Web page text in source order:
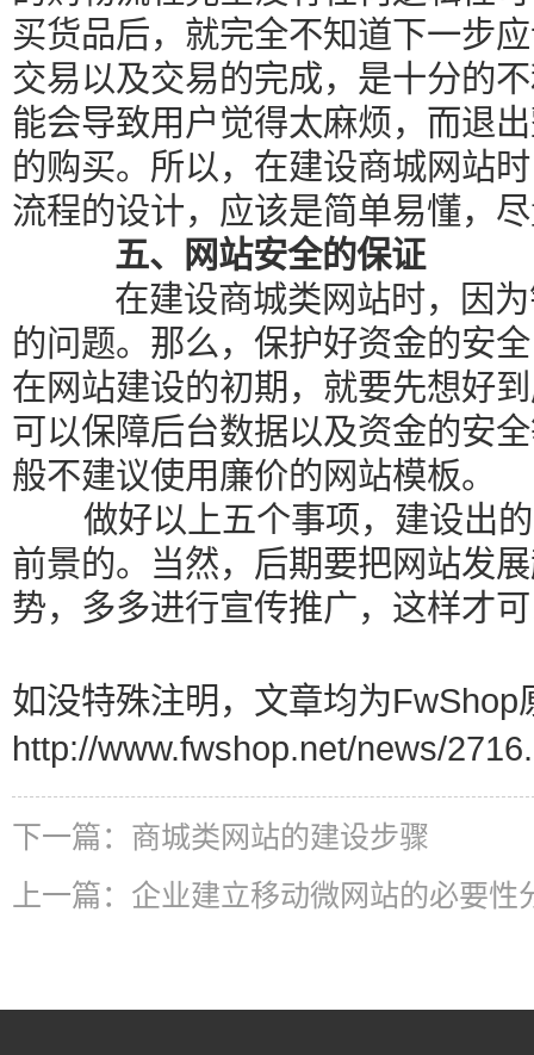
买货品后，就完全不知道下一步
交易以及交易的完成，是十分的
能会导致用户觉得太麻烦，而退
的购买。所以，在建设商城网站
流程的设计，应该是简单易懂，
五、网站安全的保证
在建设商城类网站时，因为
的问题。那么，保护好资金的安
在网站建设的初期，就要先想好
可以保障后台数据以及资金的安
般不建议使用廉价的网站模板。
做好以上五个事项，建设出
前景的。当然，后期要把网站发
势，多多进行宣传推广，这样才
如没特殊注明，文章均为FwShop
http://www.fwshop.net/news/
下一篇： 商城类网站的建设步骤
上一篇： 企业建立移动微网站的必要性